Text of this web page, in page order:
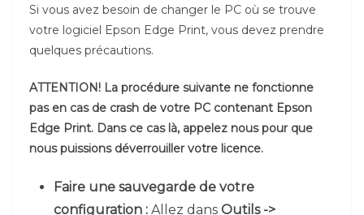
Si vous avez besoin de changer le PC où se trouve
votre logiciel Epson Edge Print, vous devez prendre
quelques précautions.
ATTENTION! La procédure suivante ne fonctionne
pas en cas de crash de votre PC contenant Epson
Edge Print. Dans ce cas là, appelez nous pour que
nous puissions déverrouiller votre licence.
Faire une sauvegarde de votre
configuration : Allez dans Outils ->